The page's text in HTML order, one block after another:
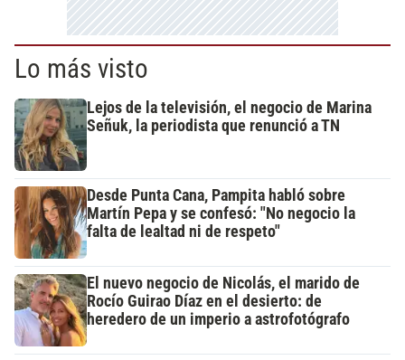
Lo más visto
Lejos de la televisión, el negocio de Marina
Señuk, la periodista que renunció a TN
Desde Punta Cana, Pampita habló sobre
Martín Pepa y se confesó: "No negocio la
falta de lealtad ni de respeto"
El nuevo negocio de Nicolás, el marido de
Rocío Guirao Díaz en el desierto: de
heredero de un imperio a astrofotógrafo